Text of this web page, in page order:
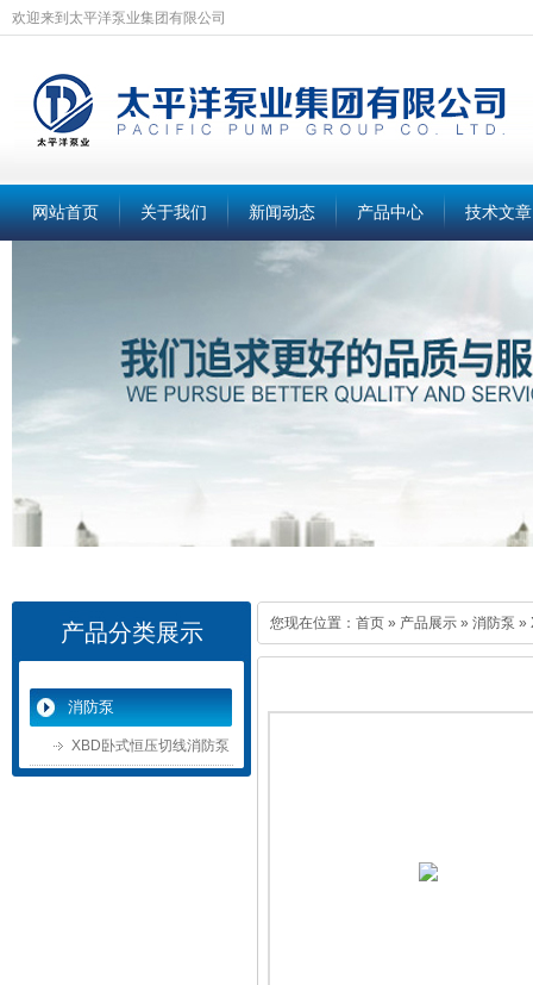
欢迎来到太平洋泵业集团有限公司
网站首页 关于我们 新闻动态 产品中心 技术文章
产品分类展示
消防泵
XBD卧式恒压切线消防泵
您现在位置： 首页 » 产品展示 » 消防泵 »